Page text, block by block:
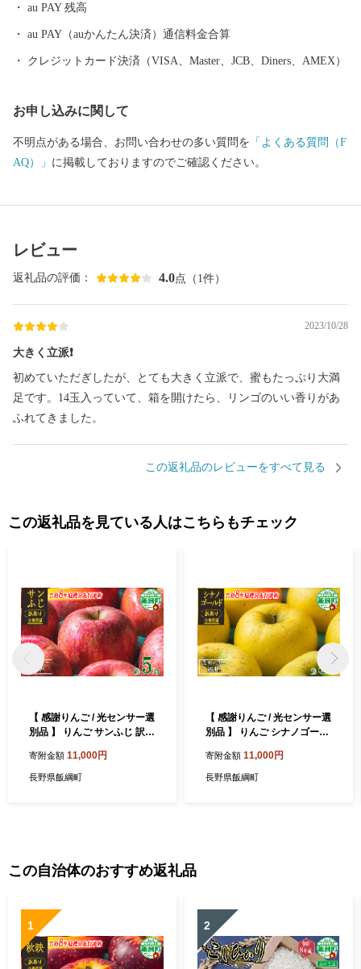
au PAY 残高
au PAY（auかんたん決済）通信料金合算
クレジットカード決済（VISA、Master、JCB、Diners、AMEX）
お申し込みに関して
不明点がある場合、お問い合わせの多い質問を 「よくある質問（F
AQ）」 に掲載しておりますのでご確認ください。
レビュー
返礼品の評価： 4.0点（1件）
2023/10/28
大きく立派❗
初めていただぎしたが、とても大きく立派で、蜜もたっぷり大満
足です。14玉入っていて、箱を開けたら、リンゴのいい香りがあ
ふれてきました。
この返礼品のレビューをすべて見る
この返礼品を見ている人はこちらもチェック
【 感謝りんご / 光センサー選
別品 】 りんご サンふじ 訳あ
換保証 ながの農業協同組合 2
026年12月上旬頃から2027
寄附金額 11,000円
長野県飯綱町
【 感謝りんご / 光センサー選
別品 】 りんご シナノゴール
玉 ） 交換保証 ながの農業協
同組合 沖縄県への配送不可 2
寄附金額 11,000円
長野県飯綱町
この自治体のおすすめ返礼品
1 2